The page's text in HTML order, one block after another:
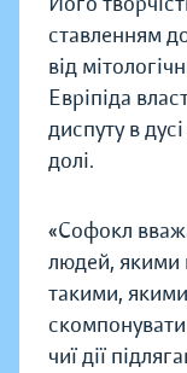
ставленням
від
Евріпіда
диспуту в
долі.
«Софокл
людей, якими
такими,
скомпонувати
чиї дії